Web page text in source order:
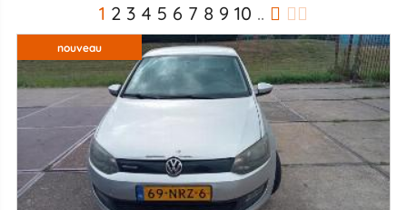
1 2 3 4 5 6 7 8 9 10 ..
nouveau